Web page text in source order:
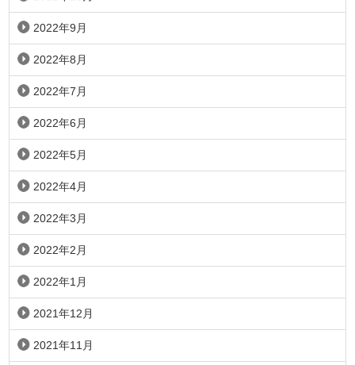
2022年9月
2022年8月
2022年7月
2022年6月
2022年5月
2022年4月
2022年3月
2022年2月
2022年1月
2021年12月
2021年11月